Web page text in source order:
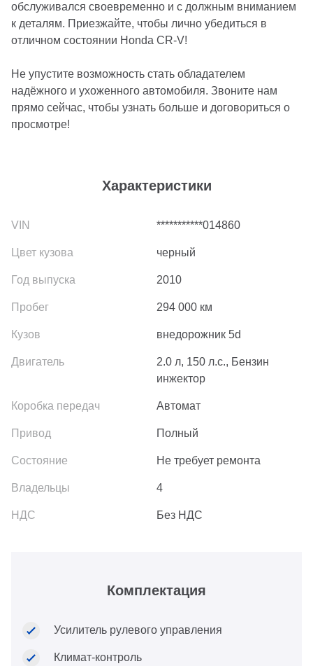
Характеристики
***********014860
черный
2010
294 000 км
внедорожник 5d
2.0 л, 150 л.с., Бензин
инжектор
Автомат
Полный
Не требует ремонта
4
Без НДС
Комплектация
Усилитель рулевого управления
Климат-контроль
обслуживался своевременно и с должным вниманием
к деталям. Приезжайте, чтобы лично убедиться в
отличном состоянии Honda CR-V!
Не упустите возможность стать обладателем
надёжного и ухоженного автомобиля. Звоните нам
прямо сейчас, чтобы узнать больше и договориться о
просмотре!